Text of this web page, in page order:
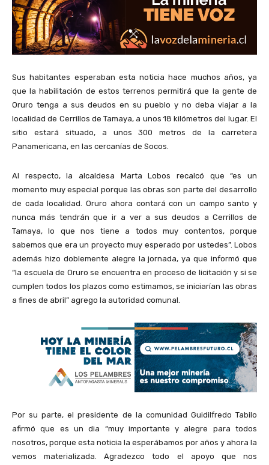
Sus habitantes esperaban esta noticia hace muchos años, ya
que la habilitación de estos terrenos permitirá que la gente de
Oruro tenga a sus deudos en su pueblo y no deba viajar a la
localidad de Cerrillos de Tamaya, a unos 18 kilómetros del lugar. El
sitio estará situado, a unos 300 metros de la carretera
Panamericana, en las cercanías de Socos.
Al respecto, la alcaldesa Marta Lobos recalcó que “es un
momento muy especial porque las obras son parte del desarrollo
de cada localidad. Oruro ahora contará con un campo santo y
nunca más tendrán que ir a ver a sus deudos a Cerrillos de
Tamaya, lo que nos tiene a todos muy contentos, porque
sabemos que era un proyecto muy esperado por ustedes”. Lobos
además hizo doblemente alegre la jornada, ya que informó que
“la escuela de Oruro se encuentra en proceso de licitación y si se
cumplen todos los plazos como estimamos, se iniciarían las obras
a fines de abril” agrego la autoridad comunal.
Por su parte, el presidente de la comunidad Guidilfredo Tabilo
afirmó que es un dia “muy importante y alegre para todos
nosotros, porque esta noticia la esperábamos por años y ahora la
vemos materializada. Agradezco todo el apoyo que nos